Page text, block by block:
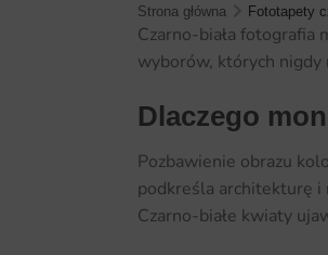
Strona główna Fototapety
Czarno-biała fotografia
wyborów, których nigdy
Dlaczego
Pozbawienie obrazu
podkreśla architekturę i
Czarno-białe kwiaty